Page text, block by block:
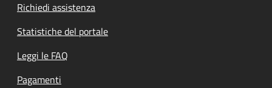
Richiedi assistenza
Statistiche del portale
Leggi le FAQ
Pagamenti